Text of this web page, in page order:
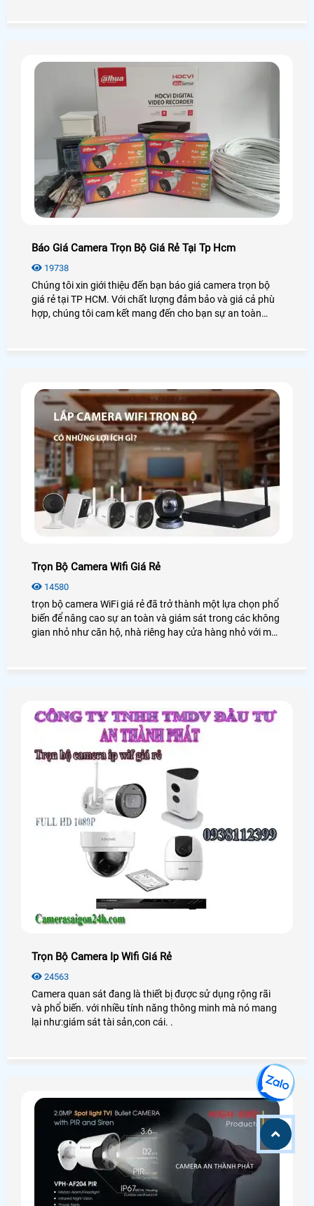
Báo Giá Camera Trọn Bộ Giá Rẻ Tại Tp Hcm
19738
Chúng tôi xin giới thiệu đến bạn báo giá camera trọn bộ
giá rẻ tại TP HCM. Với chất lượng đảm bảo và giá cả phù
hợp, chúng tôi cam kết mang đến cho bạn sự an toàn
Trọn Bộ Camera Wifi Giá Rẻ
14580
trọn bộ camera WiFi giá rẻ đã trở thành một lựa chọn phổ
biến để nâng cao sự an toàn và giám sát trong các không
gian nhỏ như căn hộ, nhà riêng hay cửa hàng nhỏ với mức
Trọn Bộ Camera Ip Wifi Giá Rẻ
24563
Camera quan sát đang là thiết bị được sử dụng rộng rãi
và phổ biến. với nhiều tính năng thông minh mà nó mang
lại như:giám sát tài sản,con cái. .